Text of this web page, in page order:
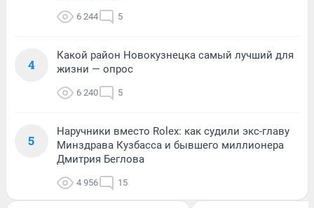
6 244 5
4
Какой район Новокузнецка самый лучший для
жизни — опрос
6 240 5
5
Наручники вместо Rolex: как судили экс-главу
Минздрава Кузбасса и бывшего миллионера
Дмитрия Беглова
4 956 15